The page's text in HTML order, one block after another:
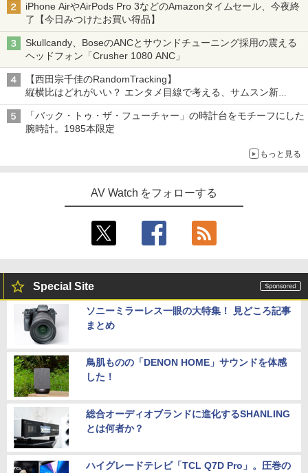
iPhone AirやAirPods Pro 3などのAmazonタイムセール、今夜終
了【今日みつけたお買い得品】
Skullcandy、BoseのANCとサウンドチューニング採用の震える
ヘッドフォン「Crusher 1080 ANC」
【西田宗千佳のRandomTracking】
縦横比はどれがいい？ エンタメ目線で考える、サムスン新
「Galaxy Z Fold」
「バック・トゥ・ザ・フューチャー」の時計台をモチーフにした
腕時計。1985本限定
もっと見る
AV Watch をフォローする
Special Site
ソニーミラーレス一眼の大特集！ 見どころ記事
まとめ
鳥肌ものの「DENON HOME」サウンドを体感
した！
総合オーディオブランドに進化するSHANLING
とは何者か？
ハイグレードテレビ「TCL Q7D Pro」。圧巻の